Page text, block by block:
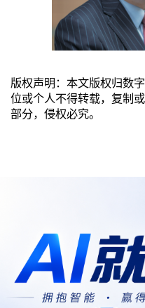
版权声明：本文版权归数
位或个人不得转载，复制
部分，侵权必究。